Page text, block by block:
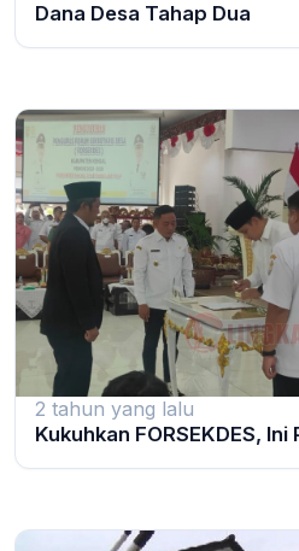
Dana Desa Tahap Dua
2 tahun yang lalu
Kukuhkan FORSEKDES,